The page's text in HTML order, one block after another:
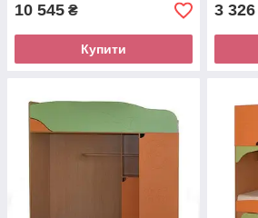
10 545 ₴
Купити
3 326